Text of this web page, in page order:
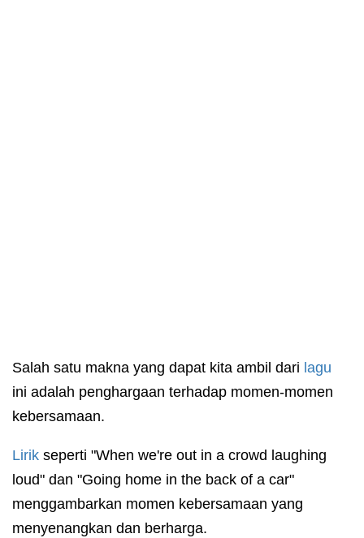
Salah satu makna yang dapat kita ambil dari lagu
ini adalah penghargaan terhadap momen-momen
kebersamaan.
Lirik seperti "When we're out in a crowd laughing
loud" dan "Going home in the back of a car"
menggambarkan momen kebersamaan yang
menyenangkan dan berharga.